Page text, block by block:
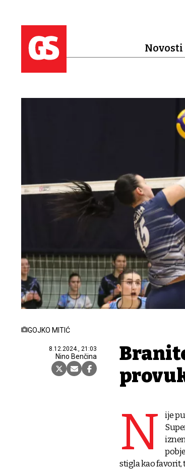
Novosti
GOJKO MITIĆ
8.12.2024., 21:03
Nino Benčina
N
ije
stigla kao favorit,